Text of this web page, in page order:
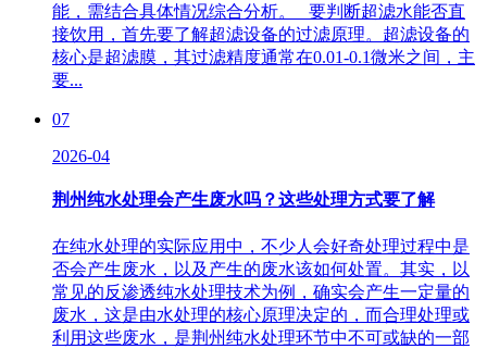
能，需结合具体情况综合分析。 要判断超滤水能否直
接饮用，首先要了解超滤设备的过滤原理。超滤设备的
核心是超滤膜，其过滤精度通常在0.01-0.1微米之间，主
要...
07
2026-04
荆州纯水处理会产生废水吗？这些处理方式要了解
在纯水处理的实际应用中，不少人会好奇处理过程中是
否会产生废水，以及产生的废水该如何处置。其实，以
常见的反渗透纯水处理技术为例，确实会产生一定量的
废水，这是由水处理的核心原理决定的，而合理处理或
利用这些废水，是荆州纯水处理环节中不可或缺的一部